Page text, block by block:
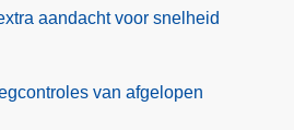
aandacht voor snelheid
van afgelopen